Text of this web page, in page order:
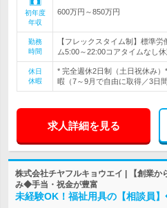
初年度
年収
600万円～850万円
勤務
時間
【フレックスタイム制】標準
ム5:00～22:00コアタイムなし
休日
休暇
* 完全週休2日制（土日祝休み
暇（7～9月で自由に取得／3日
求人詳細を見る
株式会社チヤフルキョウエイ | 【創業
み◆手当・祝金が豊富
未経験OK！福祉用具の【相談員